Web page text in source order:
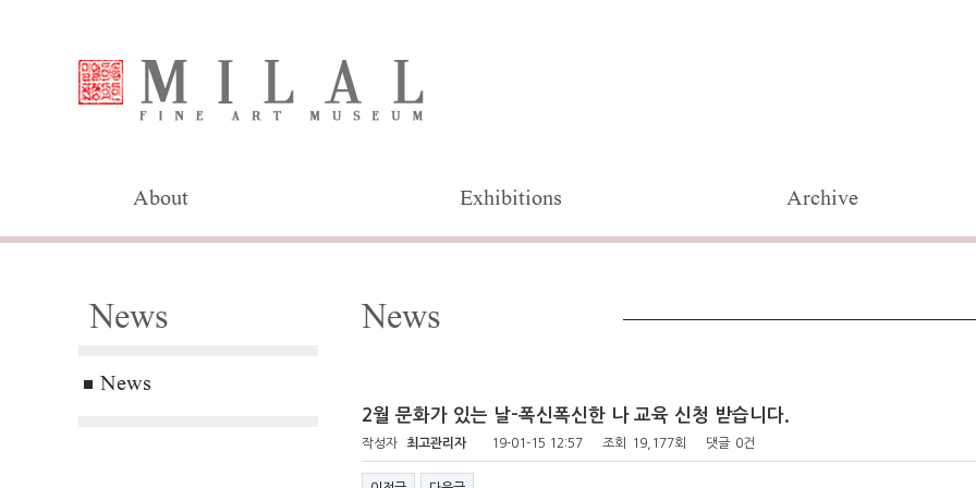
About Exhibitions Archive
News
News
News
2월 문화가 있는 날-폭신폭신한 나 교육 신청 받습니다.
작성자 최고관리자 19-01-15 12:57 조회 19,177회 댓글 0건